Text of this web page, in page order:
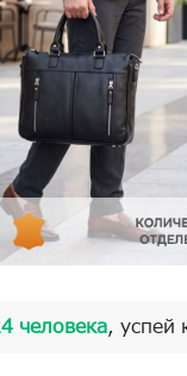
человека, успей